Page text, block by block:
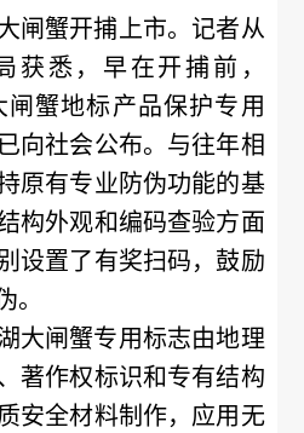
闸蟹开捕上市。记者从
获悉，早在开捕前，
蟹地标产品保护专用
向社会公布。与往年相
原有专业防伪功能的基
构外观和编码查验方面
设置了有奖扫码，鼓励
。
大闸蟹专用标志由地理
著作权标识和专有结构
安全材料制作，应用无